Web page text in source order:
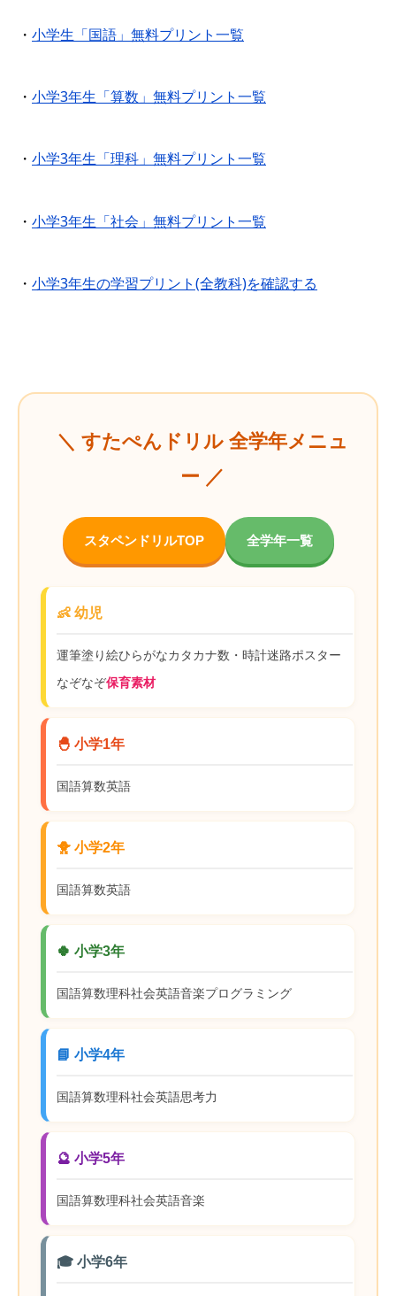
・ 小学生「国語」無料プリント一覧
・ 小学3年生「算数」無料プリント一覧
・ 小学3年生「理科」無料プリント一覧
・ 小学3年生「社会」無料プリント一覧
・ 小学3年生の学習プリント(全教科)を確認する
＼ すたぺんドリル 全学年メニュ
ー ／
スタペンドリルTOP 全学年一覧
👶 幼児
運筆塗り絵ひらがなカタカナ数・時計迷路ポスター
なぞなぞ保育素材
🐣 小学1年
国語算数英語
🐥 小学2年
国語算数英語
🍀 小学3年
国語算数理科社会英語音楽プログラミング
📘 小学4年
国語算数理科社会英語思考力
🔮 小学5年
国語算数理科社会英語音楽
🎓 小学6年